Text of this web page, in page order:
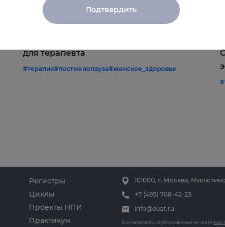
22.06.2026
для терапевта
#терапия#постменопауза#женское_здоровье
Циклы
Проекты НПИ
Практикум
Регистры
101000, г. Москва,
+7 (495) 708-42-23
info@euat.ru
Все материалы, опубликованные на сайте
Подтвердить